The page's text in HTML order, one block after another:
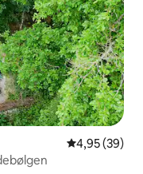
4,95 ud af 5 i
4,95 (39)